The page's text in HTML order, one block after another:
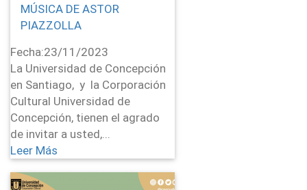
MÚSICA DE ASTOR
PIAZZOLLA
Fecha:23/11/2023
La Universidad de Concepción
en Santiago, y la Corporación
Cultural Universidad de
Concepción, tienen el agrado
de invitar a usted,...
Leer Más